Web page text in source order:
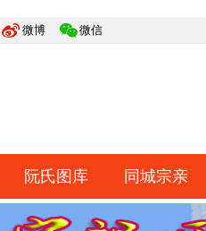
微博 微信
阮氏图库 同城宗亲
排行榜 导读